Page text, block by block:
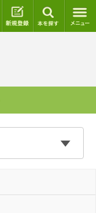
ログイン 新規登録